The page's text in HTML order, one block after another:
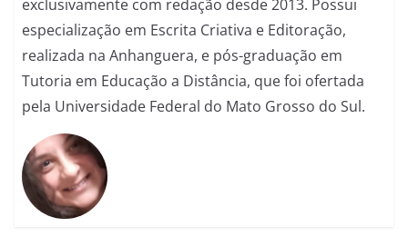
exclusivamente com redação desde 2013. Possui
especialização em Escrita Criativa e Editoração,
realizada na Anhanguera, e pós-graduação em
Tutoria em Educação a Distância, que foi ofertada
pela Universidade Federal do Mato Grosso do Sul.